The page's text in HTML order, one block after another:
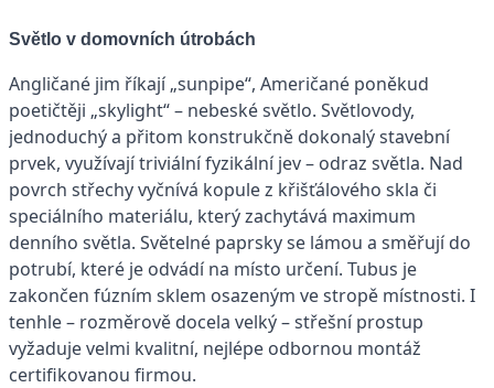
Světlo v domovních útrobách
Angličané jim říkají „sunpipe“, Američané poněkud
poetičtěji „skylight“ – nebeské světlo. Světlovody,
jednoduchý a přitom konstrukčně dokonalý stavební
prvek, využívají triviální fyzikální jev – odraz světla. Nad
povrch střechy vyčnívá kopule z křišťálového skla či
speciálního materiálu, který zachytává maximum
denního světla. Světelné paprsky se lámou a směřují do
potrubí, které je odvádí na místo určení. Tubus je
zakončen fúzním sklem osazeným ve stropě místnosti. I
tenhle – rozměrově docela velký – střešní prostup
vyžaduje velmi kvalitní, nejlépe odbornou montáž
certifikovanou firmou.